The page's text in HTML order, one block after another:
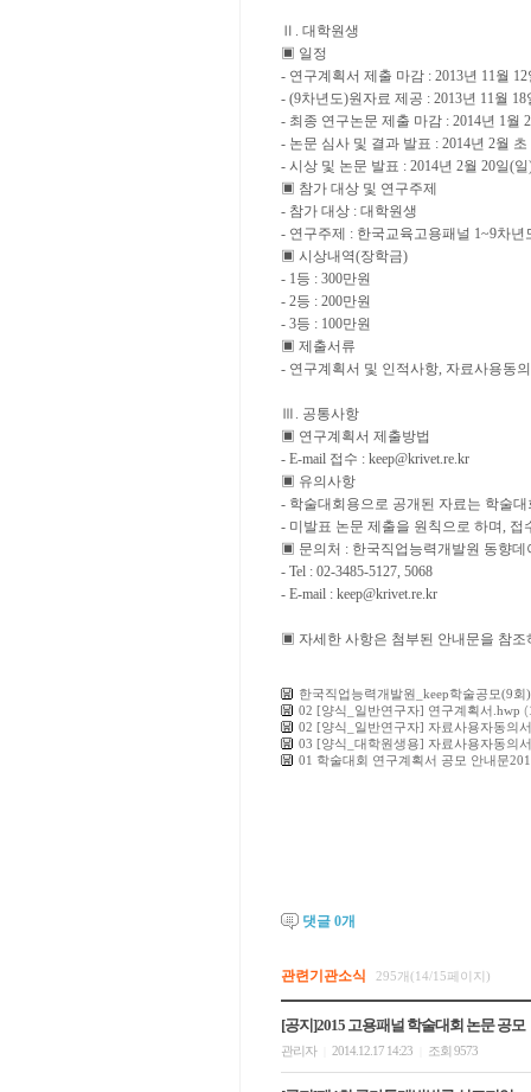
Ⅱ . 대학원생
▣ 일정
- 연구계획서 제출 마감 : 2013년 11월 12
- (9차년도)원자료 제공 : 2013년 11월 18
- 최종 연구논문 제출 마감 : 2014년 1월
- 논문 심사 및 결과 발표 : 2014년 2월 초
- 시상 및 논문 발표 : 2014년 2월 20일(일
▣ 참가 대상 및 연구주제
- 참가 대상 : 대학원생
- 연구주제 : 한국교육고용패널 1~9차년
▣ 시상내역(장학금)
- 1등 : 300만원
- 2등 : 200만원
- 3등 : 100만원
▣ 제출서류
- 연구계획서 및 인적사항, 자료사용동
Ⅲ . 공통사항
▣ 연구계획서 제출방법
- E-mail 접수 : keep@krivet.re.kr
▣ 유의사항
- 학술대회용으로 공개된 자료는 학술
- 미발표 논문 제출을 원칙으로 하며, 접
▣ 문의처 : 한국직업능력개발원 동향
- Tel : 02-3485-5127, 5068
- E-mail : keep@krivet.re.kr
▣ 자세한 사항은 첨부된 안내문을 참
한국직업능력개발원_keep학술공모(9
02 [양식_일반연구자] 연구계획서.hwp
02 [양식_일반연구자] 자료사용자동의
03 [양식_대학원생용] 자료사용자동의
01 학술대회 연구계획서 공모 안내문
댓글 0개
관련기관소식 295개(14/15페이지)
[공지]2015 고용패널 학술대회 논문 공모
관리자 2014.12.17 14:23 조회 9573